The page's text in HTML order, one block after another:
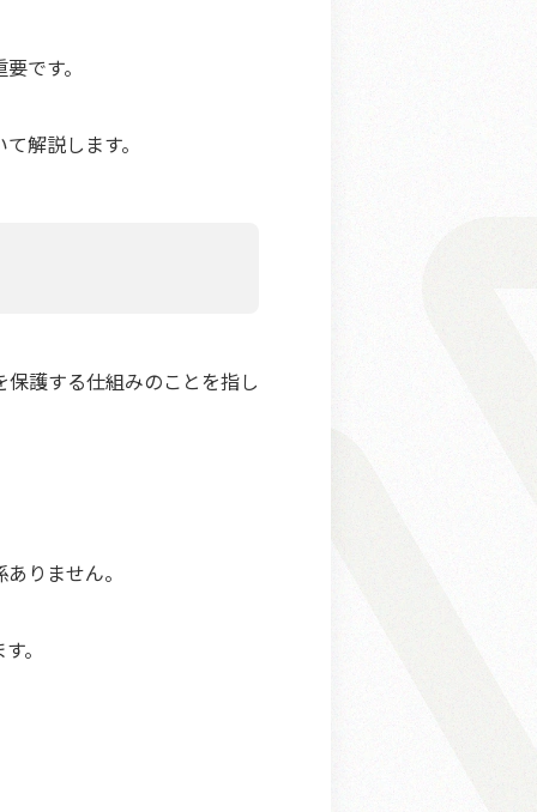
です。
解説します。
護する仕組みのことを指し
りません。
。